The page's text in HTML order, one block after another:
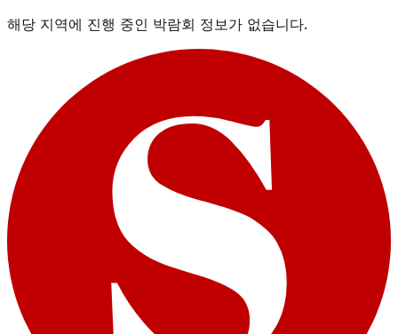
해당 지역에 진행 중인 박람회 정보가 없습니다.